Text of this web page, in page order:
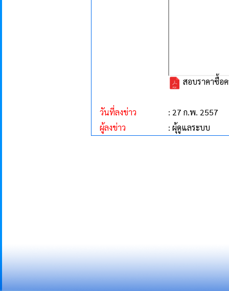
สอบราคาซื้อ
วันที่ลงข่าว
: 27 ก.พ. 2557
ผู้ลงข่าว
: ผุ้ดูแลระบบ